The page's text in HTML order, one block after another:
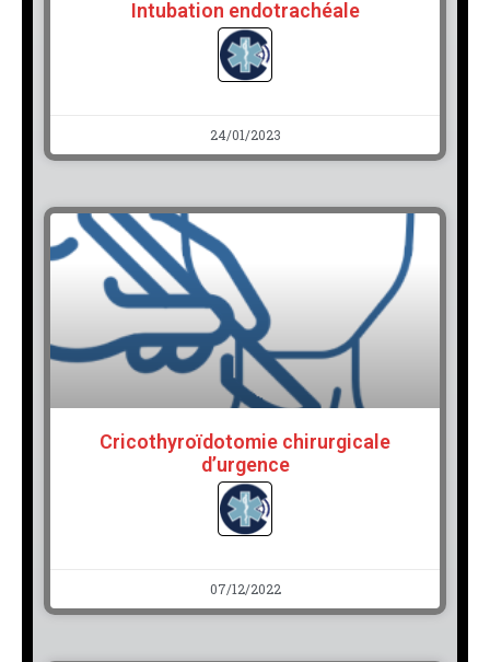
Intubation endotrachéale
24/01/2023
Cricothyroïdotomie chirurgicale
d’urgence
07/12/2022